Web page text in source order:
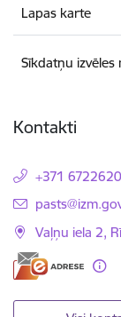
Lapas karte
Sīkdatņu izvēles
Kontakti
+371
E-pasts:
Vaļņu iela 2,